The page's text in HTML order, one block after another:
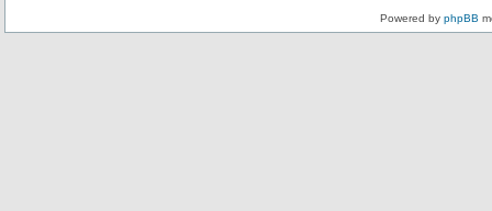
Powered by phpBB